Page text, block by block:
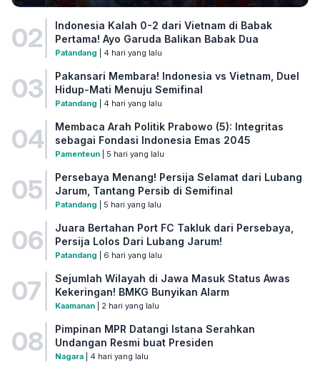
02
Indonesia Kalah 0-2 dari Vietnam di Babak
Pertama! Ayo Garuda Balikan Babak Dua
Patandang | 4 hari yang lalu
03
Pakansari Membara! Indonesia vs Vietnam, Duel
Hidup-Mati Menuju Semifinal
Patandang | 4 hari yang lalu
04
Membaca Arah Politik Prabowo (5): Integritas
sebagai Fondasi Indonesia Emas 2045
Pamenteun| 5 hari yang lalu
05
Persebaya Menang! Persija Selamat dari Lubang
Jarum, Tantang Persib di Semifinal
Patandang | 5 hari yang lalu
06
Juara Bertahan Port FC Takluk dari Persebaya,
Persija Lolos Dari Lubang Jarum!
Patandang | 6 hari yang lalu
07
Sejumlah Wilayah di Jawa Masuk Status Awas
Kekeringan! BMKG Bunyikan Alarm
Kaamanan| 2 hari yang lalu
08
Pimpinan MPR Datangi Istana Serahkan
Undangan Resmi buat Presiden
Nagara| 4 hari yang lalu